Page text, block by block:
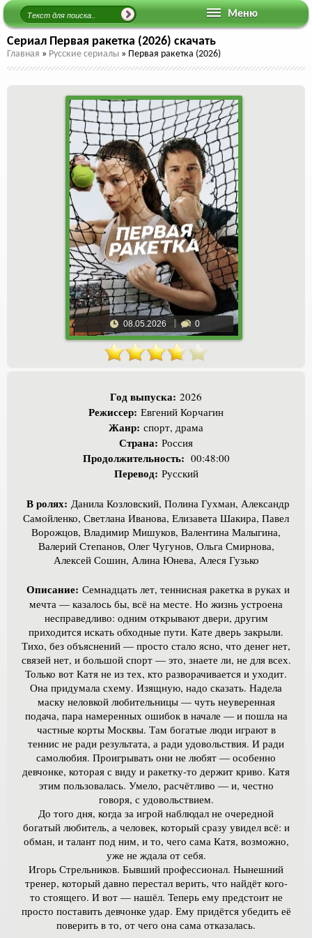
Меню
Сериал Первая ракетка (2026) скачать
Главная » Русские сериалы » Первая ракетка (2026)
08.05.2026 0
Год выпуска: 2026
Режиссер: Евгений Корчагин
Жанр: спорт, драма
Страна: Россия
Продолжительность: 00:48:00
Перевод: Русский
В ролях: Данила Козловский, Полина Гухман, Александр
Самойленко, Светлана Иванова, Елизавета Шакира, Павел
Ворожцов, Владимир Мишуков, Валентина Малыгина,
Валерий Степанов, Олег Чугунов, Ольга Смирнова,
Алексей Сошин, Алина Юнева, Алеся Гузько
Описание: Семнадцать лет, теннисная ракетка в руках и
мечта — казалось бы, всё на месте. Но жизнь устроена
несправедливо: одним открывают двери, другим
приходится искать обходные пути. Кате дверь закрыли.
Тихо, без объяснений — просто стало ясно, что денег нет,
связей нет, и большой спорт — это, знаете ли, не для всех.
Только вот Катя не из тех, кто разворачивается и уходит.
Она придумала схему. Изящную, надо сказать. Надела
маску неловкой любительницы — чуть неуверенная
подача, пара намеренных ошибок в начале — и пошла на
частные корты Москвы. Там богатые люди играют в
теннис не ради результата, а ради удовольствия. И ради
самолюбия. Проигрывать они не любят — особенно
девчонке, которая с виду и ракетку-то держит криво. Катя
этим пользовалась. Умело, расчётливо — и, честно
говоря, с удовольствием.
До того дня, когда за игрой наблюдал не очередной
богатый любитель, а человек, который сразу увидел всё: и
обман, и талант под ним, и то, чего сама Катя, возможно,
уже не ждала от себя.
Игорь Стрельников. Бывший профессионал. Нынешний
тренер, который давно перестал верить, что найдёт кого-
то стоящего. И вот — нашёл. Теперь ему предстоит не
просто поставить девчонке удар. Ему придётся убедить её
поверить в то, от чего она сама отказалась.